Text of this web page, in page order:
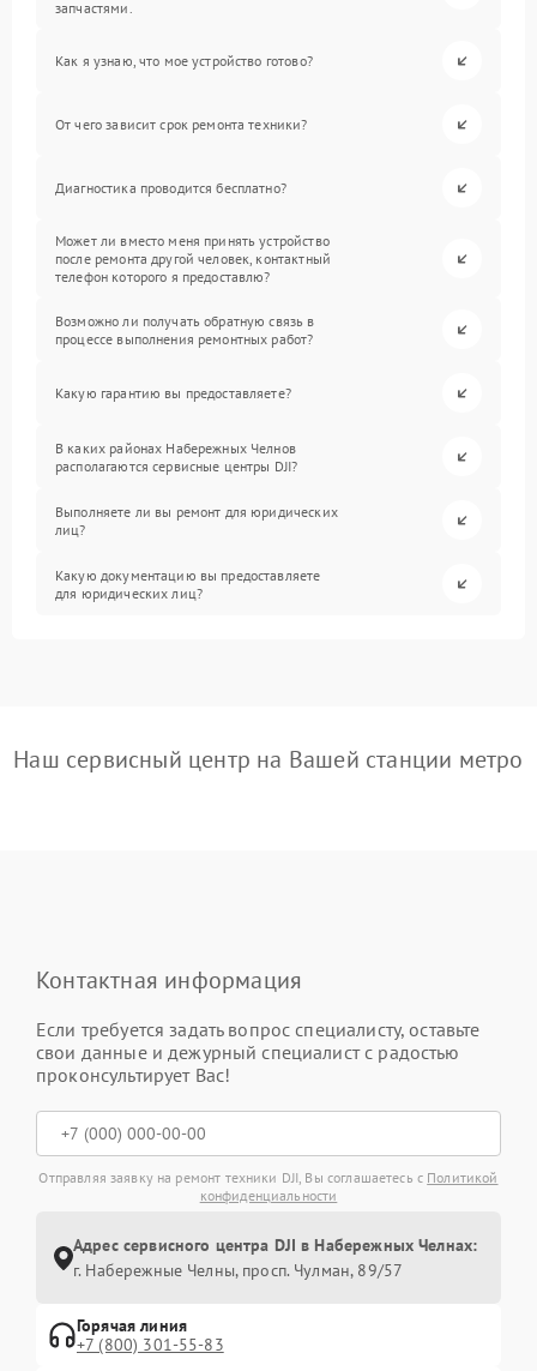
запчастями.
Как я узнаю, что мое устройство готово?
От чего зависит срок ремонта техники?
Диагностика проводится бесплатно?
Может ли вместо меня принять устройство
после ремонта другой человек, контактный
телефон которого я предоставлю?
Возможно ли получать обратную связь в
процессе выполнения ремонтных работ?
Какую гарантию вы предоставляете?
В каких районах Набережных Челнов
располагаются сервисные центры DJI?
Выполняете ли вы ремонт для юридических
лиц?
Какую документацию вы предоставляете
для юридических лиц?
Наш сервисный центр на Вашей станции метро
Контактная информация
Если требуется задать вопрос специалисту, оставьте
свои данные и дежурный специалист с радостью
проконсультирует Вас!
Отправляя заявку на ремонт техники DJI, Вы соглашаетесь с Политикой
конфиденциальности
Адрес сервисного центра DJI в Набережных Челнах:
г. Набережные Челны, просп. Чулман, 89/57
Горячая линия
+7 (800) 301-55-83